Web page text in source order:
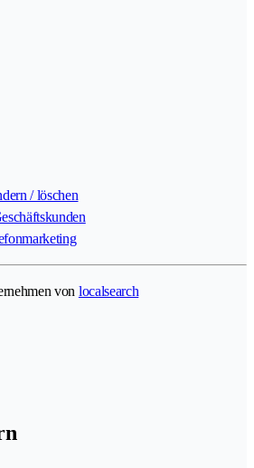
/ löschen
von localsearch